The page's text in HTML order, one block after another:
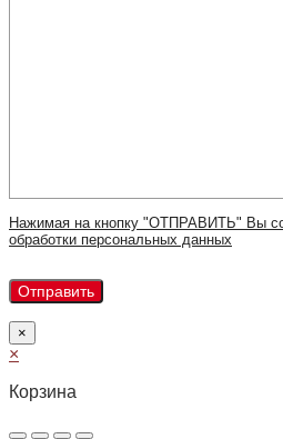
Нажимая на кнопку "ОТПРАВИТЬ" Вы
обработки персональных данных
×
×
Корзина